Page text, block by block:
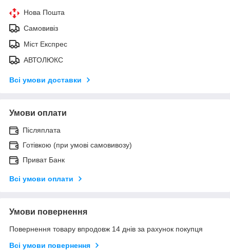
Нова Пошта
Самовивіз
Міст Експрес
АВТОЛЮКС
Всі умови доставки
Умови оплати
Післяплата
Готівкою (при умові самовивозу)
Приват Банк
Всі умови оплати
Умови повернення
Повернення товару впродовж 14 днів за рахунок покупця
Всі умови повернення